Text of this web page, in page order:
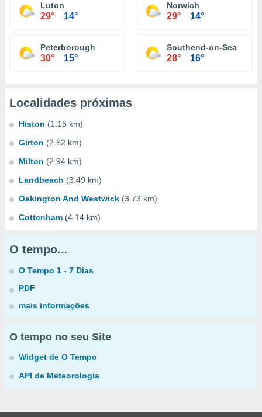
Luton
29° 14°
Norwich
29° 14°
Peterborough
30° 15°
Southend-on-Sea
28° 16°
Localidades próximas
Histon (1.16 km)
Girton (2.62 km)
Milton (2.94 km)
Landbeach (3.49 km)
Oakington And Westwick (3.73 km)
Cottenham (4.14 km)
O tempo...
O Tempo 1 - 7 Dias
PDF
mais informações
O tempo no seu Site
Widget de O Tempo
API de Meteorologia